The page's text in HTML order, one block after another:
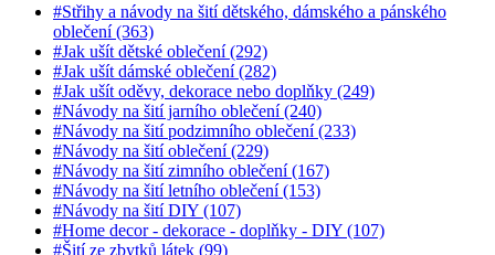
#Střihy a návody na šití dětského, dámského a pánského
oblečení (363)
#Jak ušít dětské oblečení (292)
#Jak ušít dámské oblečení (282)
#Jak ušít oděvy, dekorace nebo doplňky (249)
#Návody na šití jarního oblečení (240)
#Návody na šití podzimního oblečení (233)
#Návody na šití oblečení (229)
#Návody na šití zimního oblečení (167)
#Návody na šití letního oblečení (153)
#Návody na šití DIY (107)
#Home decor - dekorace - doplňky - DIY (107)
#Šití ze zbytků látek (99)